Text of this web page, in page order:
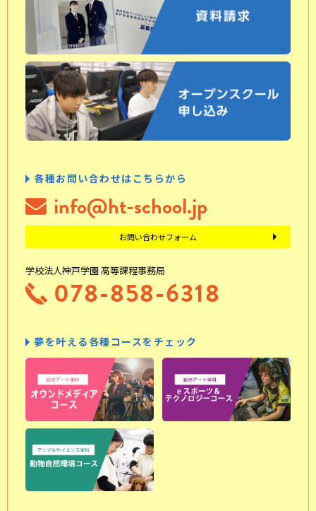
各種お問い合わせはこちらから
info@ht-school.jp
お問い合わせフォーム
学校法人神戸学園 高等課程事務局
078-858-6318
夢を叶える各種コースをチェック